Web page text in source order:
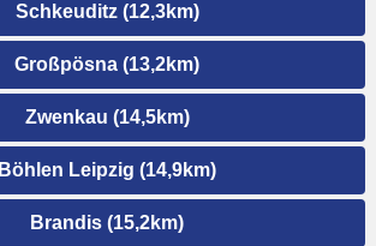
Schkeuditz (12,3km)
Großpösna (13,2km)
Zwenkau (14,5km)
Böhlen Leipzig (14,9km)
Brandis (15,2km)